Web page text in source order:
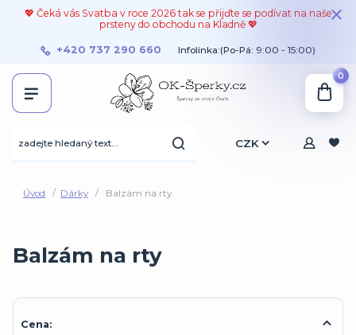
💖 Čeká vás Svatba v roce 2026 tak se přijďte se podívat na naše
prsteny do obchodu na Kladně 💖
CZK
+420 737 290 660 Infolinka:(Po-Pá: 9:00 - 15:00)
0
Úvod Dárky Balzám na rty
Balzám na rty
Cena: